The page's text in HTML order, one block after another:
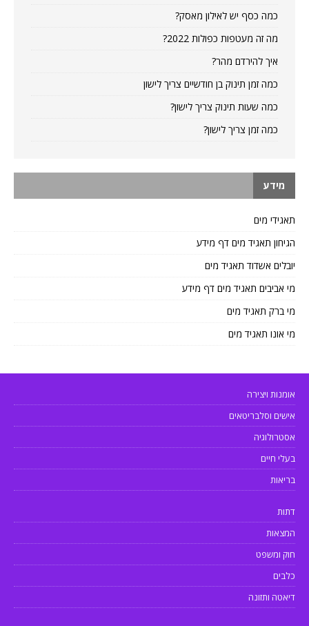
כמה כסף יש לאילון מאסק?
מה זה מעטפות כפולות 2022?
איך להירדם מהר?
כמה זמן תינוק בן חודשיים צריך לישון
כמה שעות תינוק צריך לישון?
כמה זמן צריך לישון?
מידע
תאגידי מים
הגיחון תאגיד מים דף מידע
יובלים אשדוד תאגיד מים
מי אביבים תאגיד מים דף מידע
מי ברק תאגיד מים
מי אונו תאגיד מים
אומנות ויצירה
אישים וסלבריטאים
אסטרולוגיה
בעלי חיים
בריאות
דתות
המצאות
חוק ומשפט
כלבים
דיאטה ותזונה